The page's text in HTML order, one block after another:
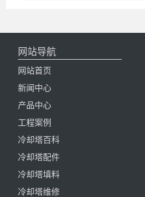
网站导航
网站首页
新闻中心
产品中心
工程案例
冷却塔百科
冷却塔配件
冷却塔填料
冷却塔维修